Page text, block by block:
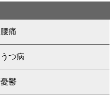
腰痛
うつ病
憂鬱